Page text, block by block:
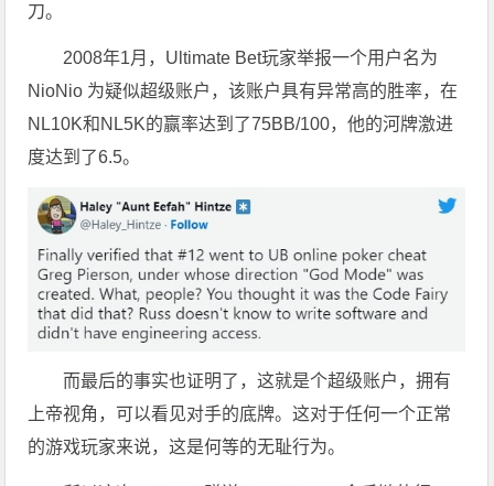
刀。
2008年1月，Ultimate Bet玩家举报一个用户名为
NioNio 为疑似超级账户，该账户具有异常高的胜率，在
NL10K和NL5K的赢率达到了75BB/100，他的河牌激进
度达到了6.5。
而最后的事实也证明了，这就是个超级账户，拥有
上帝视角，可以看见对手的底牌。这对于任何一个正常
的游戏玩家来说，这是何等的无耻行为。